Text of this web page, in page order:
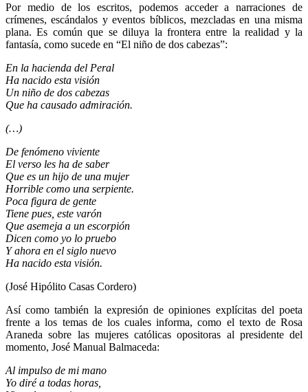
Por medio de los escritos, podemos acceder a narraciones de
crímenes, escándalos y eventos bíblicos, mezcladas en una misma
plana. Es común que se diluya la frontera entre la realidad y la
fantasía, como sucede en “El niño de dos cabezas”:
En la hacienda del Peral
Ha nacido esta visión
Un niño de dos cabezas
Que ha causado admiración.
(…)
De fenómeno viviente
El verso les ha de saber
Que es un hijo de una mujer
Horrible como una serpiente.
Poca figura de gente
Tiene pues, este varón
Que asemeja a un escorpión
Dicen como yo lo pruebo
Y ahora en el siglo nuevo
Ha nacido esta visión.
(José Hipólito Casas Cordero)
Así como también la expresión de opiniones explícitas del poeta
frente a los temas de los cuales informa, como el texto de Rosa
Araneda sobre las mujeres católicas opositoras al presidente del
momento, José Manual Balmaceda:
Al impulso de mi mano
Yo diré a todas horas,